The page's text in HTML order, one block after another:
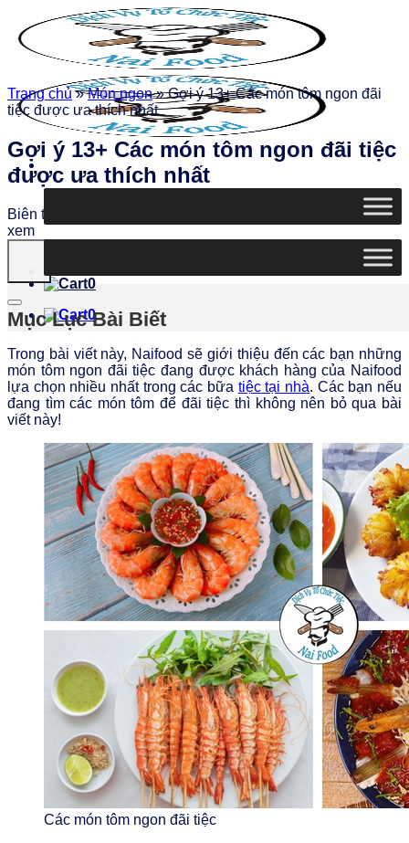
đến
nội
0
0
Trang chủ»Món ngon»Gợi ý 13+ Các món tôm ngon đãi
tiệc được ưa thích nhất
Gợi ý 13+ Các món tôm ngon đãi tiệc
được ưa thích nhất
Biên tập
4437 lượt
xem
Mục Lục Bài Biết
Trong bài viết này, Naifood sẽ giới thiệu đến các bạn những
món tôm ngon đãi tiệc đang được khách hàng của Naifood
lựa chọn nhiều nhất trong các bữa tiệc tại nhà. Các bạn nếu
đang tìm các món tôm để đãi tiệc thì không nên bỏ qua bài
viết này!
Các món tôm ngon đãi tiệc